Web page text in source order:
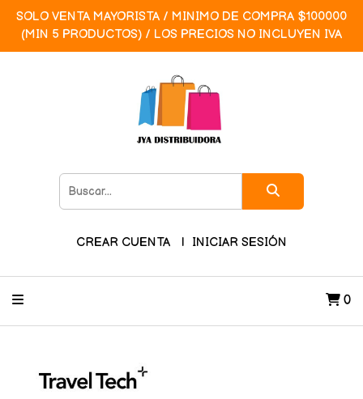
SOLO VENTA MAYORISTA / MINIMO DE COMPRA $100000
(MIN 5 PRODUCTOS) / LOS PRECIOS NO INCLUYEN IVA
CREAR CUENTA INICIAR SESIÓN
0